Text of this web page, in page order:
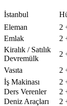
İstanbul
Eleman
2
Emlak
2
Kiralık / Satılık
Devremülk
2
Vasıta
2
İş Makinası
2
Ders Verenler
2
Deniz Araçları
2